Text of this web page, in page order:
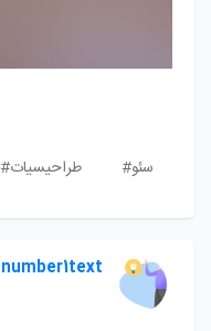
سئو# طراحیسیات#
number1text